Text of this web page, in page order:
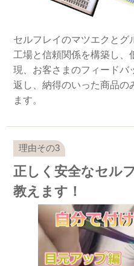
セルフレイのマツエクとグ
工場と信頼関係を構築し、
現、お客さまのフィードバ
返し、納得のいった商品の
ます。
正しく安全なセル
教えます！